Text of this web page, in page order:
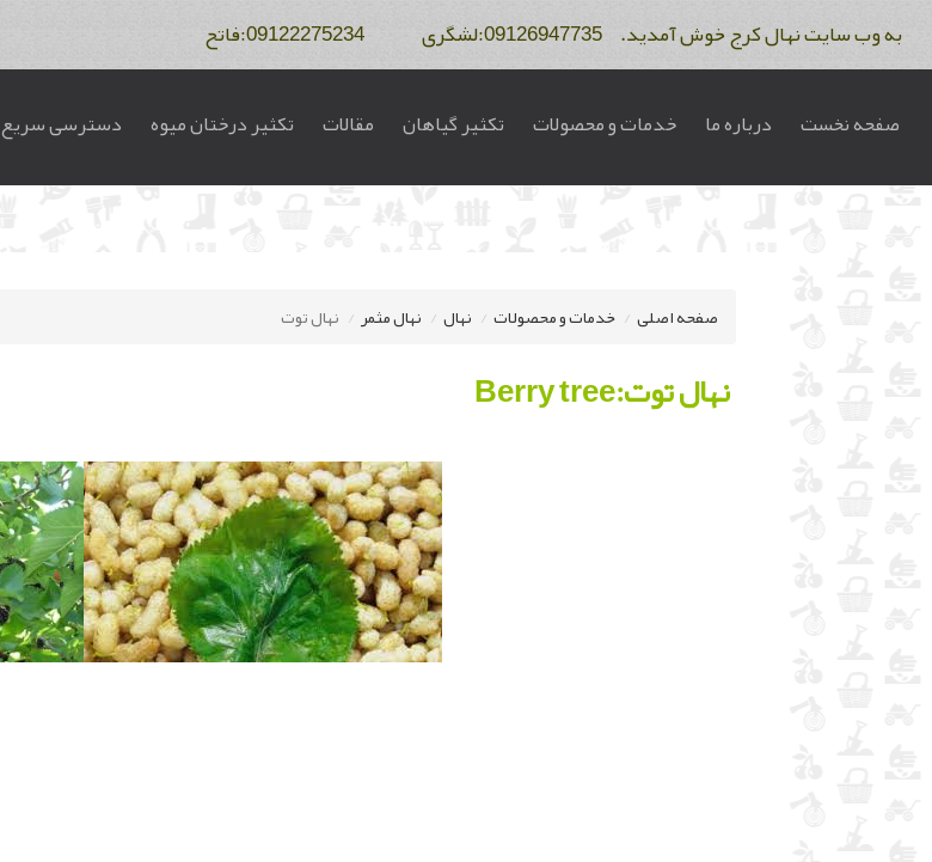
به وب سایت نهال کرج خوش آمدید. 09126947735:لشگری 09122275234:فاتح
صفحه نخست درباره ما خدمات و محصولات تکثیر گیاهان مقالات تکثیر درختان میوه دسترسی سریع
صفحه اصلی خدمات و محصولات نهال نهال مثمر نهال توت
نهال توت:Berry tree